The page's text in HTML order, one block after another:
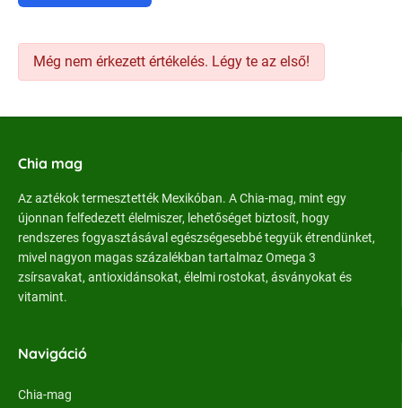
Még nem érkezett értékelés. Légy te az első!
Chia mag
Az aztékok termesztették Mexikóban. A Chia-mag, mint egy
újonnan felfedezett élelmiszer, lehetőséget biztosít, hogy
rendszeres fogyasztásával egészségesebbé tegyük étrendünket,
mivel nagyon magas százalékban tartalmaz Omega 3
zsírsavakat, antioxidánsokat, élelmi rostokat, ásványokat és
vitamint.
Navigáció
Chia-mag